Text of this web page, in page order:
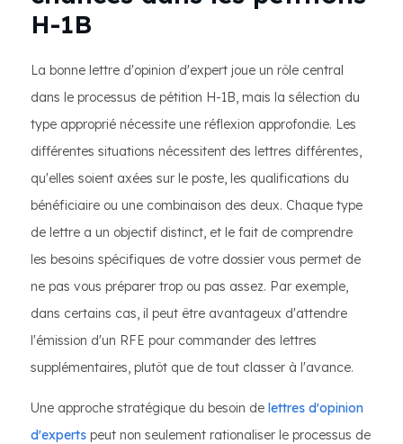
H-1B
La bonne lettre d'opinion d'expert joue un rôle central
dans le processus de pétition H-1B, mais la sélection du
type approprié nécessite une réflexion approfondie. Les
différentes situations nécessitent des lettres différentes,
qu'elles soient axées sur le poste, les qualifications du
bénéficiaire ou une combinaison des deux. Chaque type
de lettre a un objectif distinct, et le fait de comprendre
les besoins spécifiques de votre dossier vous permet de
ne pas vous préparer trop ou pas assez. Par exemple,
dans certains cas, il peut être avantageux d'attendre
l'émission d'un RFE pour commander des lettres
supplémentaires, plutôt que de tout classer à l'avance.
Une approche stratégique du besoin de lettres d'opinion
d'experts peut non seulement rationaliser le processus de